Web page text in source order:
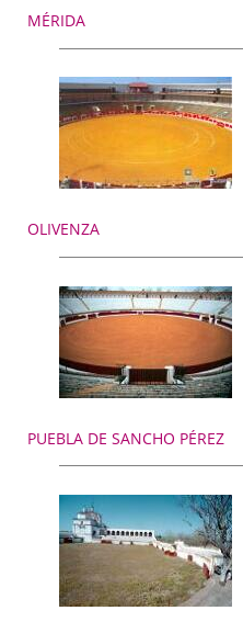
MÉRIDA
OLIVENZA
PUEBLA DE SANCHO PÉREZ